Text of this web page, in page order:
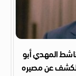
المهدي أبو
عن مصيره